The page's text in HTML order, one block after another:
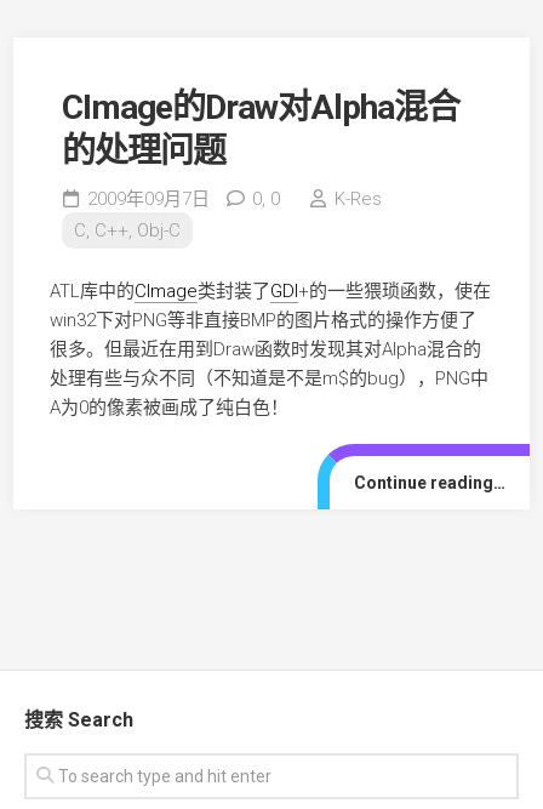
CImage的Draw对Alpha混合
的处理问题
2009年09月7日 0, 0
K-Res
C, C++, Obj-C
ATL库中的CImage类封装了GDI+的一些猥琐函数，使在
win32下对PNG等非直接BMP的图片格式的操作方便了
很多。但最近在用到Draw函数时发现其对Alpha混合的
处理有些与众不同（不知道是不是m$的bug），PNG中
A为0的像素被画成了纯白色！
Continue reading…
搜索 Search